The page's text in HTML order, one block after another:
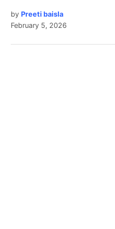
by Preeti baisla
February 5, 2026